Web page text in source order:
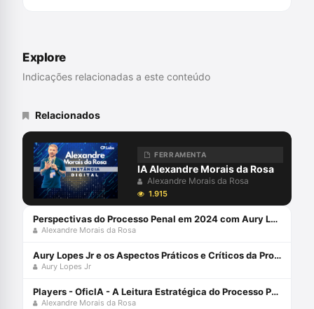
Explore
Indicações relacionadas a este conteúdo
Relacionados
FERRAMENTA
IA Alexandre Morais da Rosa
Alexandre Morais da Rosa
1.915
Perspectivas do Processo Penal em 2024 com Aury Lopes Jr e Alexandre Morais da Rosa
Alexandre Morais da Rosa
Aury Lopes Jr e os Aspectos Práticos e Críticos da Prova Penal
Aury Lopes Jr
Players - OficIA - A Leitura Estratégica do Processo Penal com Alexandre Morais da Rosa
Alexandre Morais da Rosa